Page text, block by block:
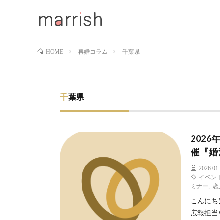
HOME 再婚コラム 千葉県
千葉県
2026
催『婚
イベン
ミナー
,恋
こんに
広報担当